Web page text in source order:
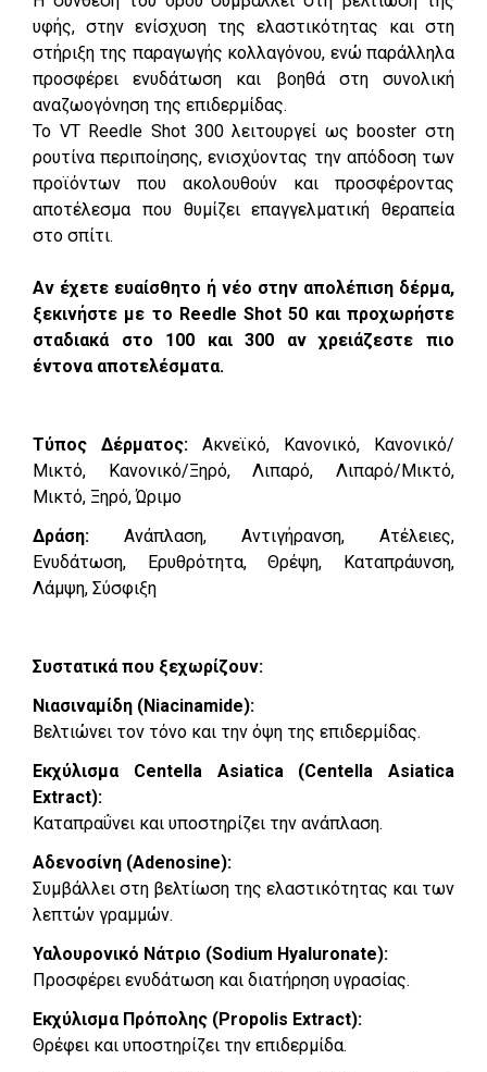
υφής, στην ενίσχυση της ελαστικότητας και στη
στήριξη της παραγωγής κολλαγόνου, ενώ παράλληλα
προσφέρει ενυδάτωση και βοηθά στη συνολική
αναζωογόνηση της επιδερμίδας.
Το VT Reedle Shot 300 λειτουργεί ως booster στη
ρουτίνα περιποίησης, ενισχύοντας την απόδοση των
προϊόντων που ακολουθούν και προσφέροντας
αποτέλεσμα που θυμίζει επαγγελματική θεραπεία
στο σπίτι.
Αν έχετε ευαίσθητο ή νέο στην απολέπιση δέρμα,
ξεκινήστε με το Reedle Shot 50 και προχωρήστε
σταδιακά στο 100 και 300 αν χρειάζεστε πιο
έντονα αποτελέσματα.
Τύπος Δέρματος: Ακνεϊκό, Κανονικό, Κανονικό/
Μικτό, Κανονικό/Ξηρό, Λιπαρό, Λιπαρό/Μικτό,
Μικτό, Ξηρό, Ώριμο
Δράση: Ανάπλαση, Αντιγήρανση, Ατέλειες,
Ενυδάτωση, Ερυθρότητα, Θρέψη, Καταπράυνση,
Λάμψη, Σύσφιξη
Συστατικά που ξεχωρίζουν:
Νιασιναμίδη (Niacinamide):
Βελτιώνει τον τόνο και την όψη της επιδερμίδας.
Εκχύλισμα Centella Asiatica (Centella Asiatica
Extract):
Καταπραΰνει και υποστηρίζει την ανάπλαση.
Αδενοσίνη (Adenosine):
Συμβάλλει στη βελτίωση της ελαστικότητας και των
λεπτών γραμμών.
Υαλουρονικό Νάτριο (Sodium Hyaluronate):
Προσφέρει ενυδάτωση και διατήρηση υγρασίας.
Εκχύλισμα Πρόπολης (Propolis Extract):
Θρέφει και υποστηρίζει την επιδερμίδα.